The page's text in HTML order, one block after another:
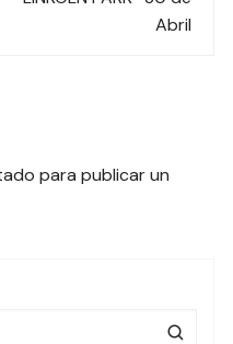
Abril
para publicar un